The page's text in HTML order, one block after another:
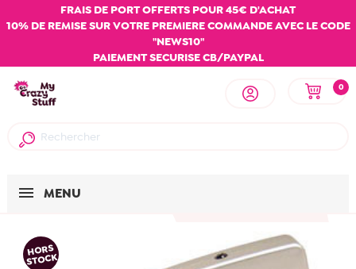
FRAIS DE PORT OFFERTS POUR 45€ D'ACHAT
10% DE REMISE SUR VOTRE PREMIERE COMMANDE AVEC LE CODE
"NEWS10"
PAIEMENT SECURISE CB/PAYPAL
0
MENU
HORS
STOCK